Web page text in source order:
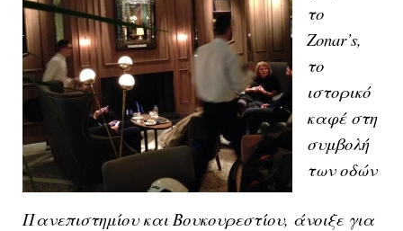
το
Zonar’s,
το
ιστορικό
καφέ στη
συμβολή
των οδών
Πανεπιστημίου και Βουκουρεστίου, άνοιξε για